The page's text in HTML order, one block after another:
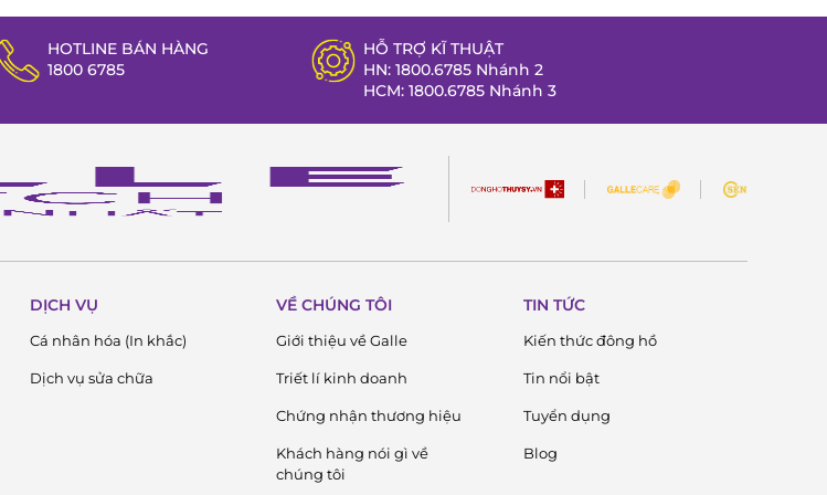
HOTLINE BÁN HÀNG
1800 6785
HỖ TRỢ KĨ THUẬT
HN: 1800.6785 Nhánh 2
HCM: 1800.6785 Nhánh 3
DỊCH VỤ
Cá nhân hóa (In khắc)
Dịch vụ sửa chữa
VỀ CHÚNG TÔI
Giới thiệu về Galle
Triết lí kinh doanh
Chứng nhận thương hiệu
Khách hàng nói gì về
chúng tôi
TIN TỨC
Kiến thức đông hồ
Tin nổi bật
Tuyển dụng
Blog